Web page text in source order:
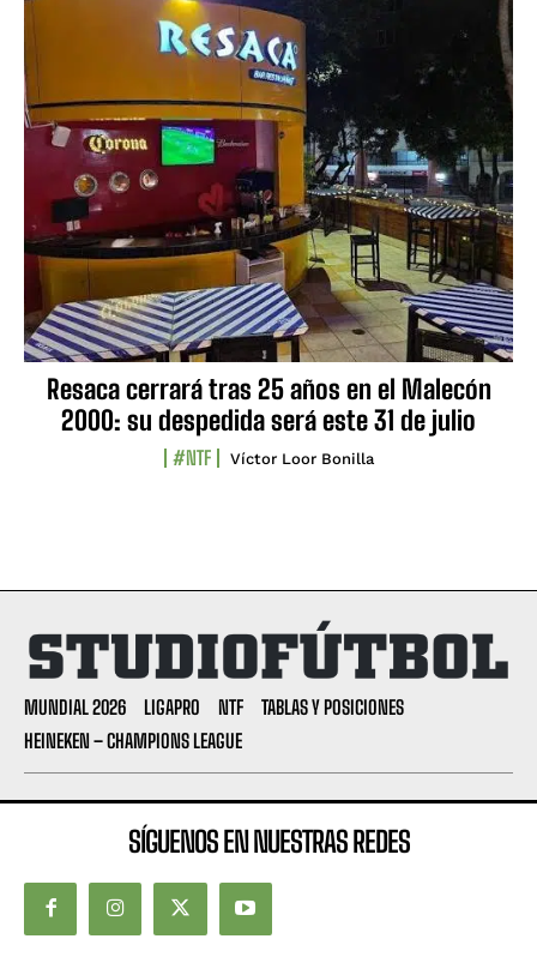
Resaca cerrará tras 25 años en el Malecón
2000: su despedida será este 31 de julio
#NTF Víctor Loor Bonilla
MUNDIAL 2026 LIGAPRO NTF
TABLAS Y POSICIONES
HEINEKEN – CHAMPIONS LEAGUE
SÍGUENOS EN NUESTRAS REDES